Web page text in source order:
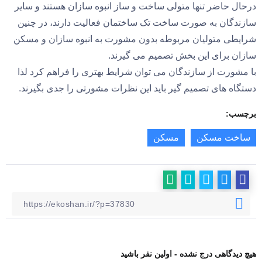
درحال حاضر تنها متولی ساخت و ساز انبوه سازان هستند و سایر
سازندگان به صورت ساخت تک ساختمان فعالیت دارند، در چنین
شرایطی متولیان مربوطه بدون مشورت به انبوه سازان و مسکن
سازان برای این بخش تصمیم می گیرند.
با مشورت از سازندگان می توان شرایط بهتری را فراهم کرد لذا
دستگاه های تصمیم گیر باید این نظرات مشورتی را جدی بگیرند.
برچسب:
ساخت مسکن مسکن
هیچ دیدگاهی درج نشده - اولین نفر باشید